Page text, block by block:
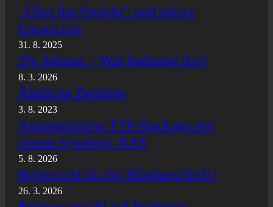
„Über das Projekt“ und native
Emoticons
31. 8. 2025
2% Sehrest – Was bedeutet das?
8. 3. 2026
Ähnliche Beiträge
3. 8. 2023
Automatisierte FTP-Backups mit
einem Synology NAS
5. 8. 2026
Beherrscht du die Blindenschrift?
26. 3. 2026